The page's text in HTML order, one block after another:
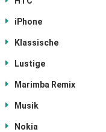
iPhone
Klassische
Lustige
Marimba Remix
Musik
Nokia